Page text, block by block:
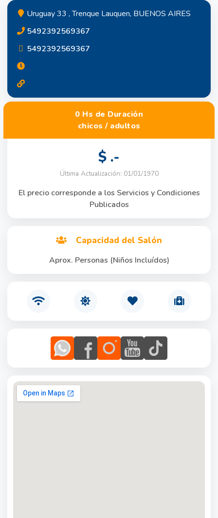
Uruguay 33 , Trenque Lauquen, BUENOS AIRES
5492392569367
5492392569367
0 Hs de Duración
chicos / adultos
$ .-
Última Actualización: 01/01/1970
El precio corresponde a los Servicios y Condiciones
Publicados
Capacidad del Salón
Aprox. Personas (Niños Incluídos)